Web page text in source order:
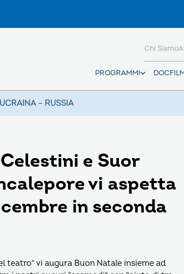
PROGRAMMI
Chi Siamo
UCRAINA – RUSSIA
e Suor
vi aspetta
in seconda
teatro” vi augura Buon Natale insieme ad